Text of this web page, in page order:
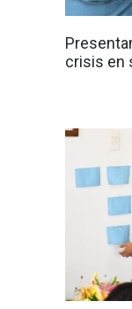
crisis en